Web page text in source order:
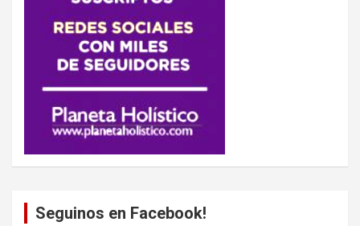
Seguinos en Facebook!